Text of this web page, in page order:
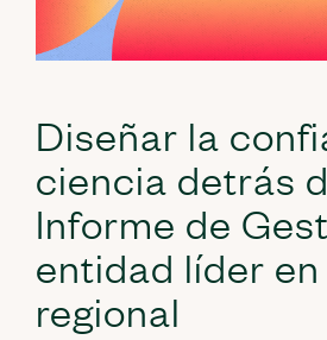
Diseñar la
ciencia detrás
Informe de
entidad líder
regional